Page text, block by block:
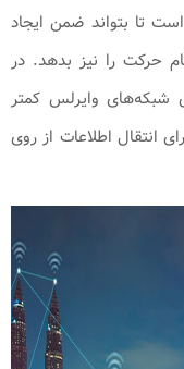
تا بتواند ضمن ایجاد
حرکت را نیز بدهد. در
شبکه‌های وایرلس کمتر
انتقال اطلاعات از روی